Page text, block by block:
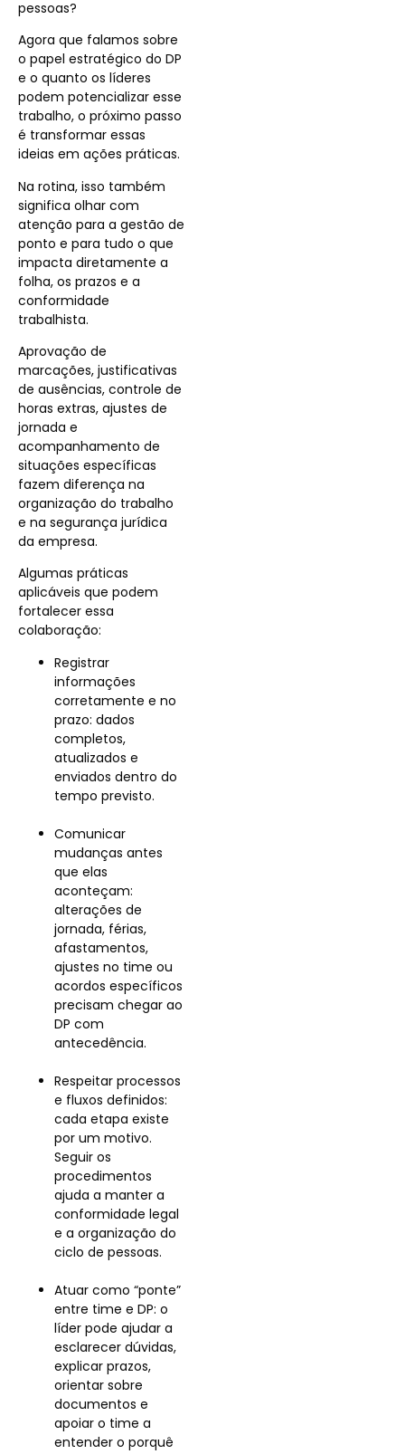
pessoas?
Agora que falamos sobre
o papel estratégico do DP
e o quanto os líderes
podem potencializar esse
trabalho, o próximo passo
é transformar essas
ideias em ações práticas.
Na rotina, isso também
significa olhar com
atenção para a gestão de
ponto e para tudo o que
impacta diretamente a
folha, os prazos e a
conformidade
trabalhista.
Aprovação de
marcações, justificativas
de ausências, controle de
horas extras, ajustes de
jornada e
acompanhamento de
situações específicas
fazem diferença na
organização do trabalho
e na segurança jurídica
da empresa.
Algumas práticas
aplicáveis que podem
fortalecer essa
colaboração:
Registrar
informações
corretamente e no
prazo: dados
completos,
atualizados e
enviados dentro do
tempo previsto.
Comunicar
mudanças antes
que elas
aconteçam:
alterações de
jornada, férias,
afastamentos,
ajustes no time ou
acordos específicos
precisam chegar ao
DP com
antecedência.
Respeitar processos
e fluxos definidos:
cada etapa existe
por um motivo.
Seguir os
procedimentos
ajuda a manter a
conformidade legal
e a organização do
ciclo de pessoas.
Atuar como “ponte”
entre time e DP: o
líder pode ajudar a
esclarecer dúvidas,
explicar prazos,
orientar sobre
documentos e
apoiar o time a
entender o porquê